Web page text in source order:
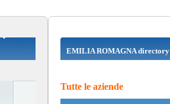
EMILIA ROMAGNA directory
Tutte le aziende